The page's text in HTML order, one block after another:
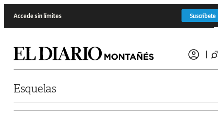
Accede sin límites Suscríbete
Esquelas